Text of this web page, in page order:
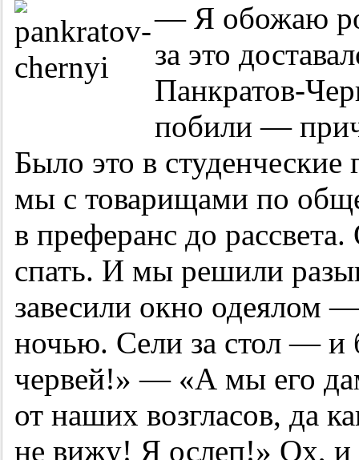
— Я обожаю
за это
Панкратов-
побили —
Было это в
мы с товарищами по
в преферанс до
спать. И мы решили
завесили окно одеялом
ночью. Сели за стол — и
червей!» — «А мы его
от наших возгласов, да
не вижу! Я ослеп!» Ох, и